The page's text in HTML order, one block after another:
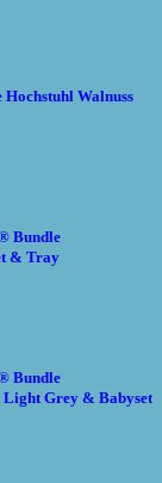
Walnuss
Bundle
& Tray
Bundle
Light Grey & Babyset